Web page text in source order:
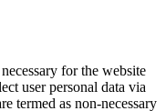
for the website
user personal data via
termed as non-necessary